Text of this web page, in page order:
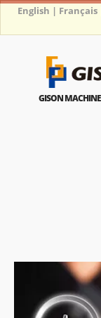
GISON
English | Français